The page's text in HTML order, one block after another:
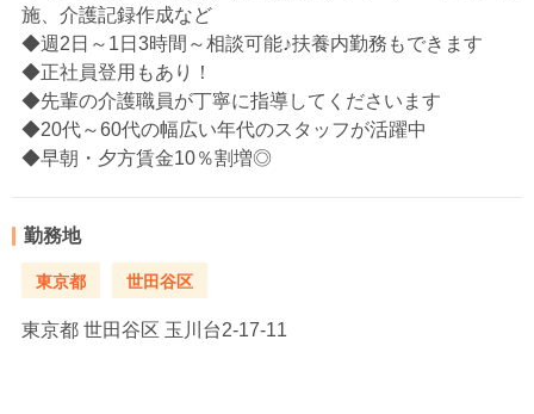
施、介護記録作成など
◆週2日～1日3時間～相談可能♪扶養内勤務もできます
◆正社員登用もあり！
◆先輩の介護職員が丁寧に指導してくださいます
◆20代～60代の幅広い年代のスタッフが活躍中
◆早朝・夕方賃金10％割増◎
勤務地
東京都 世田谷区
東京都 世田谷区 玉川台2-17-11